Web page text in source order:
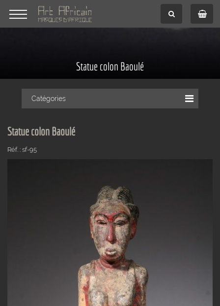
Statue colon Baoulé
Catégories
Statue colon Baoulé
Réf. : sf-95